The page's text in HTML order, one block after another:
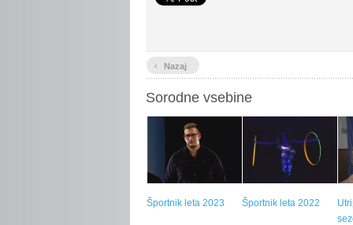
‹ Nazaj
Sorodne vsebine
Športnik leta 2023 Športnik leta 2022